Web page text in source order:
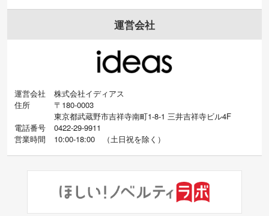
運営会社
運営会社
株式会社イディアス
住所
〒180-0003
東京都武蔵野市吉祥寺南町1-8-1 三井吉祥寺ビル4F
電話番号
0422-29-9911
営業時間
10:00-18:00 （土日祝を除く）